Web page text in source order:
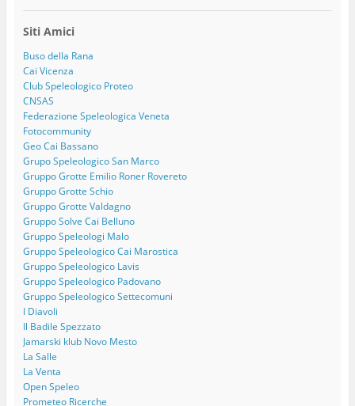
Siti Amici
Buso della Rana
Cai Vicenza
Club Speleologico Proteo
CNSAS
Federazione Speleologica Veneta
Fotocommunity
Geo Cai Bassano
Grupo Speleologico San Marco
Gruppo Grotte Emilio Roner Rovereto
Gruppo Grotte Schio
Gruppo Grotte Valdagno
Gruppo Solve Cai Belluno
Gruppo Speleologi Malo
Gruppo Speleologico Cai Marostica
Gruppo Speleologico Lavis
Gruppo Speleologico Padovano
Gruppo Speleologico Settecomuni
I Diavoli
Il Badile Spezzato
Jamarski klub Novo Mesto
La Salle
La Venta
Open Speleo
Prometeo Ricerche